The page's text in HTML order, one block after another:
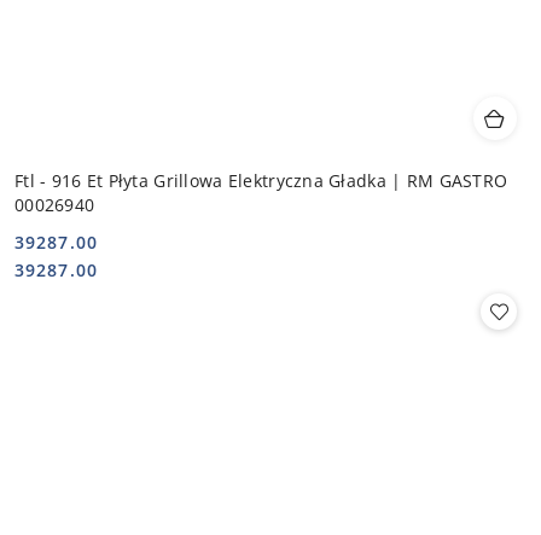
Ftl - 916 Et Płyta Grillowa Elektryczna Gładka | RM GASTRO
00026940
Cena:
39287.00
Cena:
39287.00